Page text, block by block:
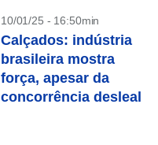
10/01/25 - 16:50min
Calçados: indústria
brasileira mostra
força, apesar da
concorrência desleal